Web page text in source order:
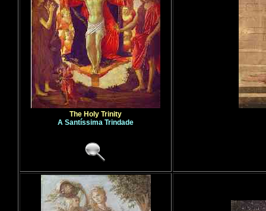
The Holy Trinity
A Santíssima Trindade